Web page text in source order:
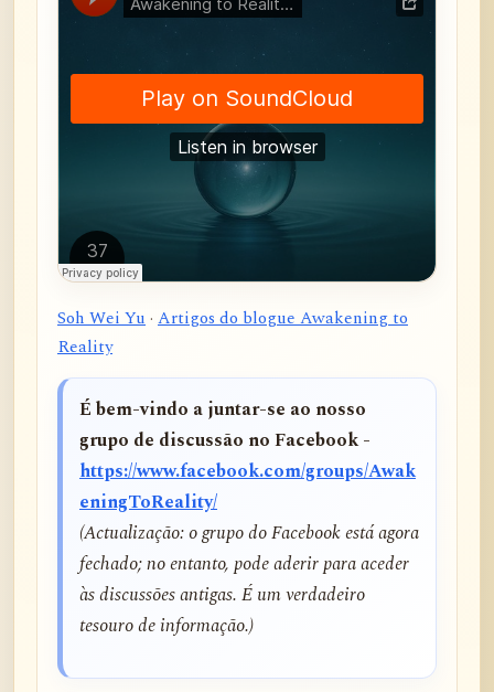
Soh Wei Yu· Artigos do blogue Awakening to
Reality
É bem-vindo a juntar-se ao nosso
grupo de discussão no Facebook -
https://www.facebook.com/groups/Awak
eningToReality/
(Actualização: o grupo do Facebook está agora
fechado; no entanto, pode aderir para aceder
às discussões antigas. É um verdadeiro
tesouro de informação.)